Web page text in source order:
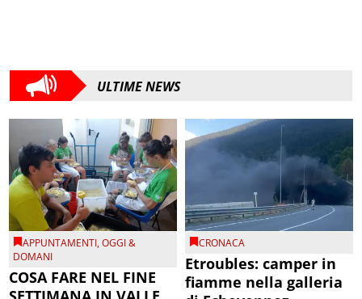
ULTIME NEWS
APPUNTAMENTI,OGGI &
DOMANI
COSA FARE NEL FINE
CRONACA
Etroubles: camper in
fiamme nella galleria